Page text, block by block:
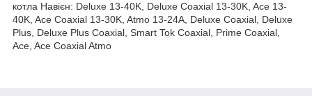
котла Навієн: Deluxe 13-40K, Deluxe Coaxial 13-30K, Ace 13-
40K, Ace Coaxial 13-30K, Atmo 13-24A, Deluxe Coaxial, Deluxe
Plus, Deluxe Plus Coaxial, Smart Tok Coaxial, Prime Coaxial,
Ace, Ace Coaxial Atmo